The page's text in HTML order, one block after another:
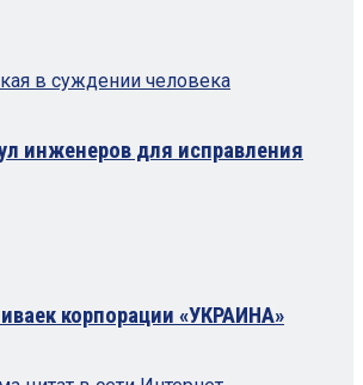
инженеров для исправления
корпорации «УКРАИНА»